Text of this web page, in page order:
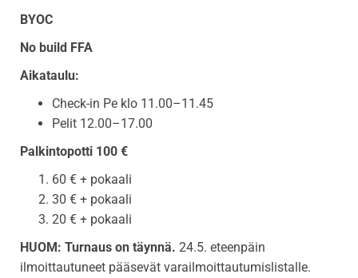
BYOC
No build FFA
Aikataulu:
Check-in Pe klo 11.00–11.45
Pelit 12.00–17.00
Palkintopotti 100 €
60 € + pokaali
30 € + pokaali
20 € + pokaali
HUOM: Turnaus on täynnä. 24.5. eteenpäin
ilmoittautuneet pääsevät varailmoittautumislistalle.